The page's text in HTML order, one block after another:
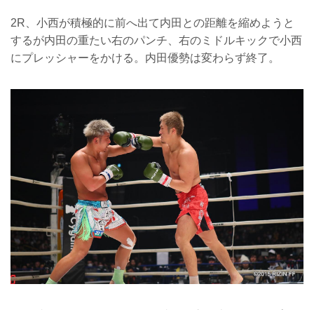
2R、小西が積極的に前へ出て内田との距離を縮めようと
するが内田の重たい右のパンチ、右のミドルキックで小西
にプレッシャーをかける。内田優勢は変わらず終了。